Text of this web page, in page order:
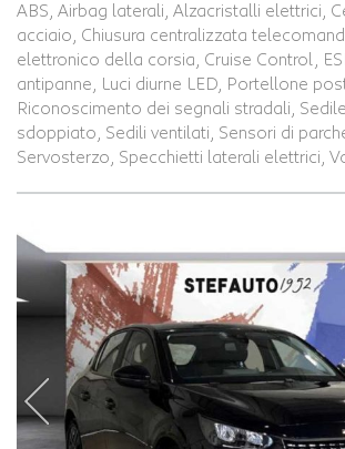
ABS, Airbag laterali, Alzacristalli elettrici,
acciaio, Chiusura centralizzata
elettronico della corsia, Cruise Control,
antipanne, Luci diurne LED, Portellone
Riconoscimento dei segnali stradali,
sdoppiato, Sedili ventilati, Sensori di
Servosterzo, Specchietti laterali elettrici,